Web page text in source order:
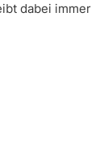
dabei immer